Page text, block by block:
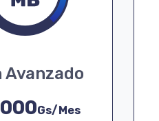
Avanzado
Gs/Mes